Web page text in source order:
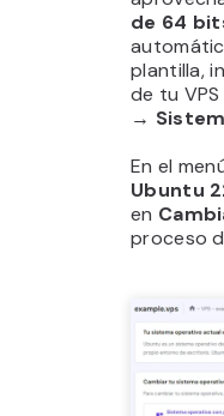
de 64
plantilla,
de tu
→
En el
Ubuntu
en
proceso